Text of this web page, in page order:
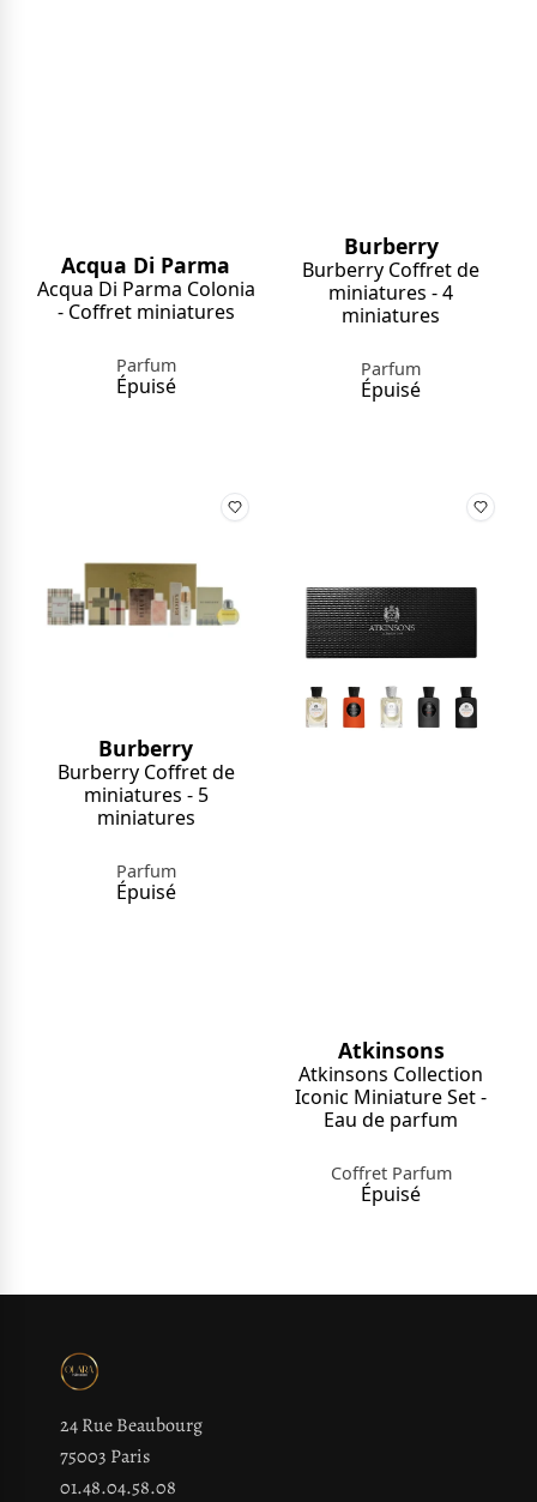
Acqua Di Parma
Acqua Di Parma Colonia
- Coffret miniatures
Parfum
Épuisé
Burberry
Burberry Coffret de
miniatures - 4
miniatures
Parfum
Épuisé
Burberry
Burberry Coffret de
miniatures - 5
miniatures
Parfum
Épuisé
Atkinsons
Atkinsons Collection
Iconic Miniature Set -
Eau de parfum
Coffret Parfum
Épuisé
24 Rue Beaubourg
75003 Paris
01.48.04.58.08